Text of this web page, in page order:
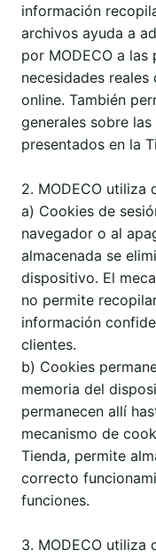
información
archivos ayuda a
por MODECO a
necesidades
online. También
generales sobre
presentados en la
2. MODECO utiliza
a) Cookies de
navegador o al
almacenada se
dispositivo. El
no permite
información
clientes.
b) Cookies
memoria del
permanecen allí
mecanismo de
Tienda, permite
correcto
funciones.
3. MODECO utiliza